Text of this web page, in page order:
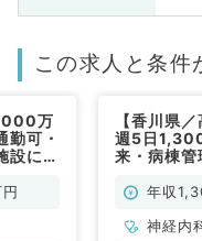
この求人と条件
万
可・
設にて
【香川県
週5日
来・病棟管
年収
神経内